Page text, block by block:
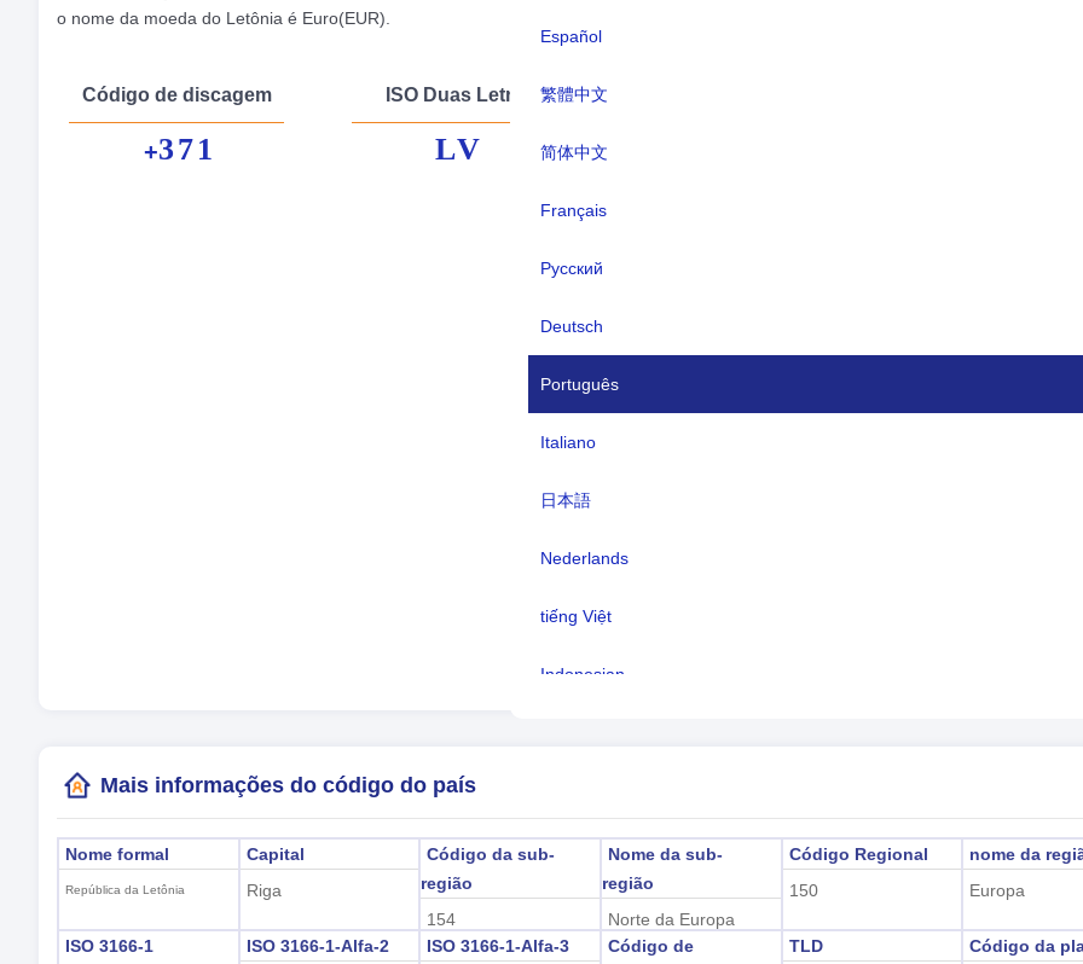
Español
繁體中文
简体中文
Français
Русский
Deutsch
Português
Italiano
日本語
Nederlands
tiếng Việt
Indonesian
o nome da moeda do Letônia é Euro(EUR).
Código de discagem
+371
ISO Duas Letras
LV
Moeda:
línguas:
Letão (oficial) 56,3%, russo 33,8%,
0,6% (inclui polonês, ucraniano e
Horário local:
Mais informações do código do país
Nome formal
República da Letônia
Capital
Riga
Código da sub-
região
154
Nome da sub-
região
Norte da Europa
Código Regional
150
nome da
Europa
ISO 3166-1
ISO 3166-1-Alfa-2
ISO 3166-1-Alfa-3
Código de
TLD
Código da